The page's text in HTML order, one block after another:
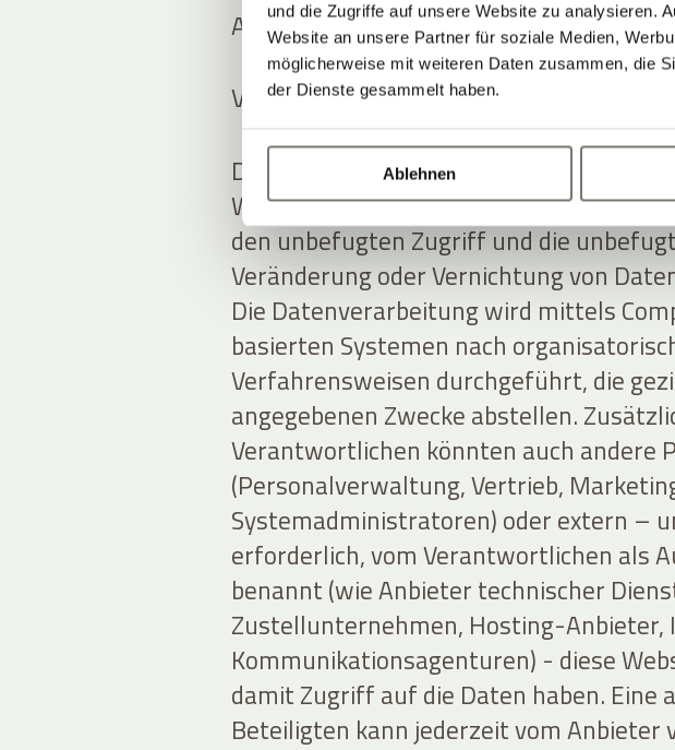
und die Zugriffe auf unsere Website zu analysieren.
Website an unsere Partner für soziale Medien,
möglicherweise mit weiteren Daten zusammen, die
der Dienste gesammelt haben.
Ablehnen
Art und Ort der Datenverarbeitung
Verarbeitungsmethoden
Der Anbieter verarbeitet die
Weise und ergreift angemessene
den unbefugten Zugriff und die
Veränderung oder Vernichtung von
Die Datenverarbeitung wird mittels
basierten Systemen nach
Verfahrensweisen durchgeführt, die
angegebenen Zwecke abstellen.
Verantwortlichen könnten auch andere
(Personalverwaltung, Vertrieb,
Systemadministratoren) oder extern –
erforderlich, vom Verantwortlichen als
benannt (wie Anbieter technischer
Zustellunternehmen, Hosting-
Kommunikationsagenturen) - diese
damit Zugriff auf die Daten haben. Eine
Beteiligten kann jederzeit vom Anbieter